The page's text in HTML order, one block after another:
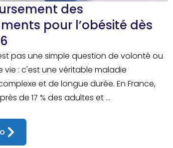
des
pour l’obésité dès
pas une simple question de volonté ou
vie : c'est une véritable maladie
et de longue durée. En France,
de 17 % des adultes et ...